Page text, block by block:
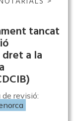
tancat
a la
revisió: